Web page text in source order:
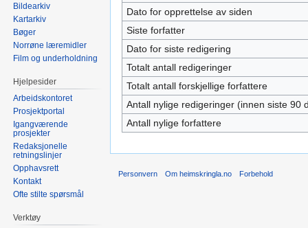
Dato for opprettelse av siden
Siste forfatter
Dato for siste redigering
Totalt antall redigeringer
Totalt antall forskjellige forfattere
Antall nylige redigeringer (innen siste 90
Antall nylige forfattere
Bildearkiv
Kartarkiv
Bøger
Norrøne læremidler
Film og underholdning
Hjelpesider
Arbeidskontoret
Prosjektportal
Igangværende
prosjekter
Redaksjonelle
retningslinjer
Opphavsrett
Kontakt
Ofte stilte spørsmål
Verktøy
Personvern Om heimskringla.no Forbehold